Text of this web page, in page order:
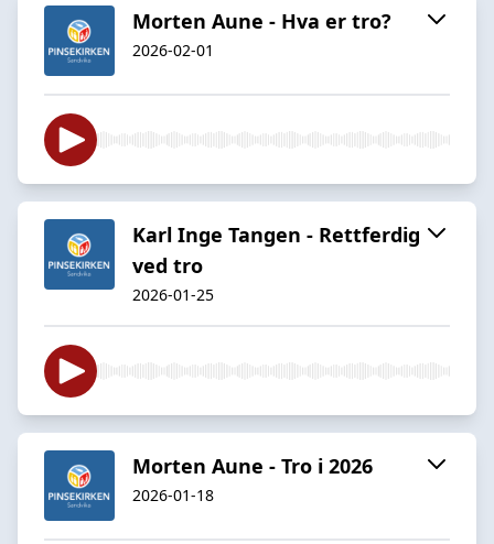
Morten Aune - Hva er tro?
2026-02-01
Karl Inge Tangen - Rettferdig
ved tro
2026-01-25
Morten Aune - Tro i 2026
2026-01-18